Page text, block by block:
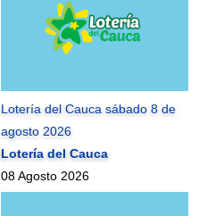
Lotería del Cauca sábado 8 de
agosto 2026
Lotería del Cauca
08 Agosto 2026